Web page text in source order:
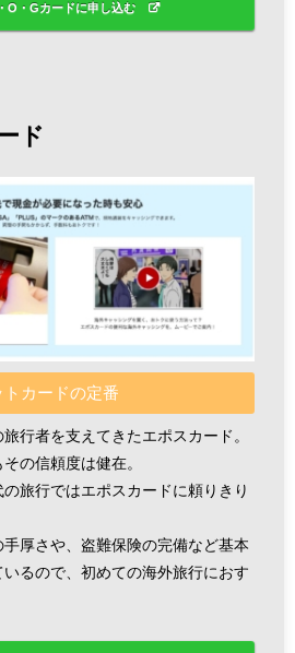
O・Gカードに申し込む
ド
カードの定番
行者を支えてきたエポスカード。
の信頼度は健在。
旅行ではエポスカードに頼りきり
厚さや、盗難保険の完備など基本
るので、初めての海外旅行におす